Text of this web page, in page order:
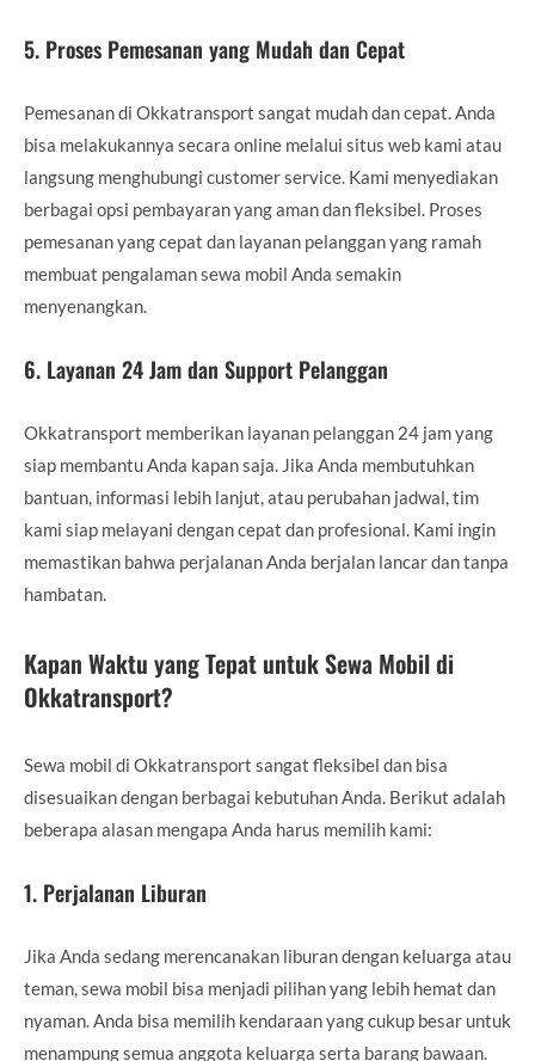
5. Proses Pemesanan yang Mudah dan Cepat
Pemesanan di Okkatransport sangat mudah dan cepat. Anda
bisa melakukannya secara online melalui situs web kami atau
langsung menghubungi customer service. Kami menyediakan
berbagai opsi pembayaran yang aman dan fleksibel. Proses
pemesanan yang cepat dan layanan pelanggan yang ramah
membuat pengalaman sewa mobil Anda semakin
menyenangkan.
6. Layanan 24 Jam dan Support Pelanggan
Okkatransport memberikan layanan pelanggan 24 jam yang
siap membantu Anda kapan saja. Jika Anda membutuhkan
bantuan, informasi lebih lanjut, atau perubahan jadwal, tim
kami siap melayani dengan cepat dan profesional. Kami ingin
memastikan bahwa perjalanan Anda berjalan lancar dan tanpa
hambatan.
Kapan Waktu yang Tepat untuk Sewa Mobil di
Okkatransport?
Sewa mobil di Okkatransport sangat fleksibel dan bisa
disesuaikan dengan berbagai kebutuhan Anda. Berikut adalah
beberapa alasan mengapa Anda harus memilih kami:
1. Perjalanan Liburan
Jika Anda sedang merencanakan liburan dengan keluarga atau
teman, sewa mobil bisa menjadi pilihan yang lebih hemat dan
nyaman. Anda bisa memilih kendaraan yang cukup besar untuk
menampung semua anggota keluarga serta barang bawaan.